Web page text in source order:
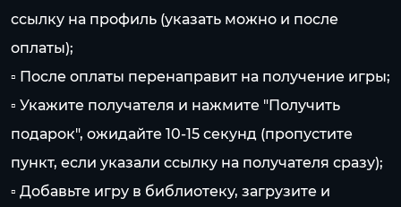
ссылку на профиль (указать можно и после
оплаты);
▫ После оплаты перенаправит на получение игры;
▫ Укажите получателя и нажмите "Получить
подарок", ожидайте 10-15 секунд (пропустите
пункт, если указали ссылку на получателя сразу);
▫ Добавьте игру в библиотеку, загрузите и